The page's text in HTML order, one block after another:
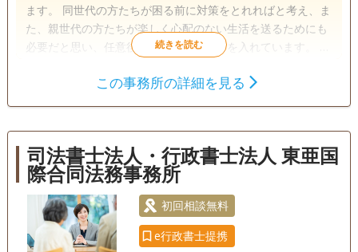
ます。 同世代の方たちが困る前に対策をとれればと考え、ま
た、親世代の方たちが楽しく心配のない生活を送るためにも
必要だと思い、任意後見、家族信託に力を入れています。 で
えるよう、セミナーもしています。
遺産分割
相続人調査
訪問可 女性スタッフ対応可
オンライン面談可 事務所面談可
この事務所の詳細を見る
司法書士法人・行政書士法人 東亜国
際合同法務事務所
初回相談無料
e行政書士提携